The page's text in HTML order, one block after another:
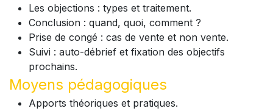
Les objections : types et traitement.
Conclusion : quand, quoi, comment ?
Prise de congé : cas de vente et non vente.
Suivi : auto-débrief et fixation des objectifs
prochains.
Moyens pédagogiques
Apports théoriques et pratiques.